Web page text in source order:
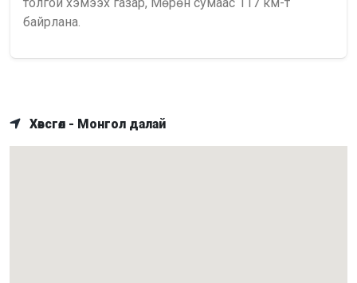
байрлана.
Хөвсгөл - Монгол далай